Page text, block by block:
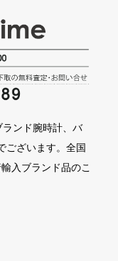
ランド腕時計、バ
ございます。全国
入ブランド品のこ